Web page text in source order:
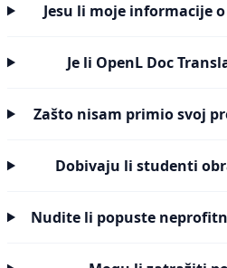
Jesu li moje informacije
Je li OpenL Doc
Zašto nisam primio svoj
Dobivaju li studenti
Nudite li popuste